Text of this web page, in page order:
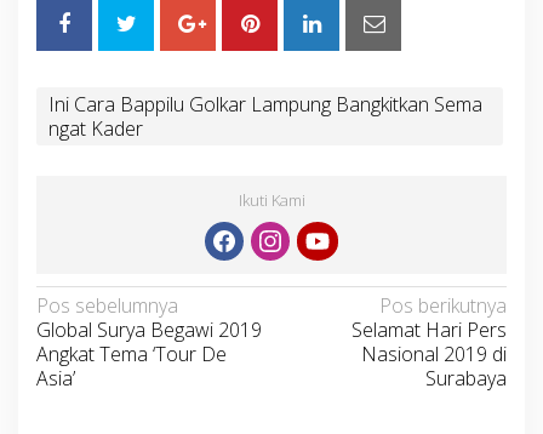
Ini Cara Bappilu Golkar Lampung Bangkitkan Sema
ngat Kader
Ikuti Kami
Navigasi
pos
Pos sebelumnya
Global Surya Begawi 2019
Angkat Tema ‘Tour De
Asia’
Pos berikutnya
Selamat Hari Pers
Nasional 2019 di
Surabaya